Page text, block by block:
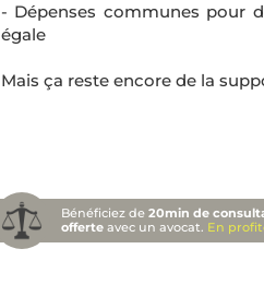
- Dépenses communes pour
égale
Mais ça reste encore de la
Bénéficiez de20min de
offerte avec un avocat. En